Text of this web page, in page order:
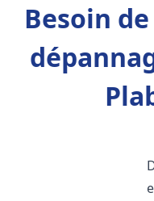
Besoin